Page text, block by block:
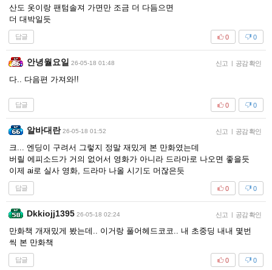
산도 옷이랑 팬텀솔져 가면만 조금 더 다듬으면
더 대박일듯
답글 0
0
안녕월요일 26-05-18 01:48 신고 | 공감 확인
다.. 다음편 가져와!!
답글 0
0
알바대란 26-05-18 01:52 신고 | 공감 확인
크... 엔딩이 구려서 그렇지 정말 재밌게 본 만화였는데
버릴 에피소드가 거의 없어서 영화가 아니라 드라마로 나오면 좋을듯
이제 ai로 실사 영화, 드라마 나올 시기도 머잖은듯
답글 0
0
Dkkiojj1395 26-05-18 02:24 신고 | 공감 확인
만화책 개재밌게 봤는데.. 이거랑 풀어헤드코코.. 내 초중딩 내내 몇번
씩 본 만화책
답글 0
0